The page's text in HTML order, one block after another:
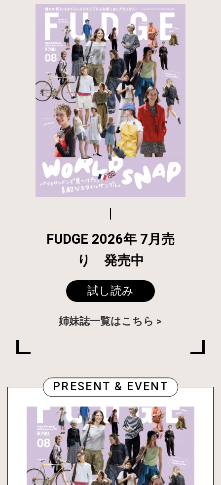
FUDGE 2026年 7月売
り 発売中
試し読み
姉妹誌一覧はこちら
PRESENT & EVENT